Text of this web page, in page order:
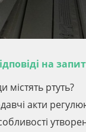
на
містять ртуть?
акти